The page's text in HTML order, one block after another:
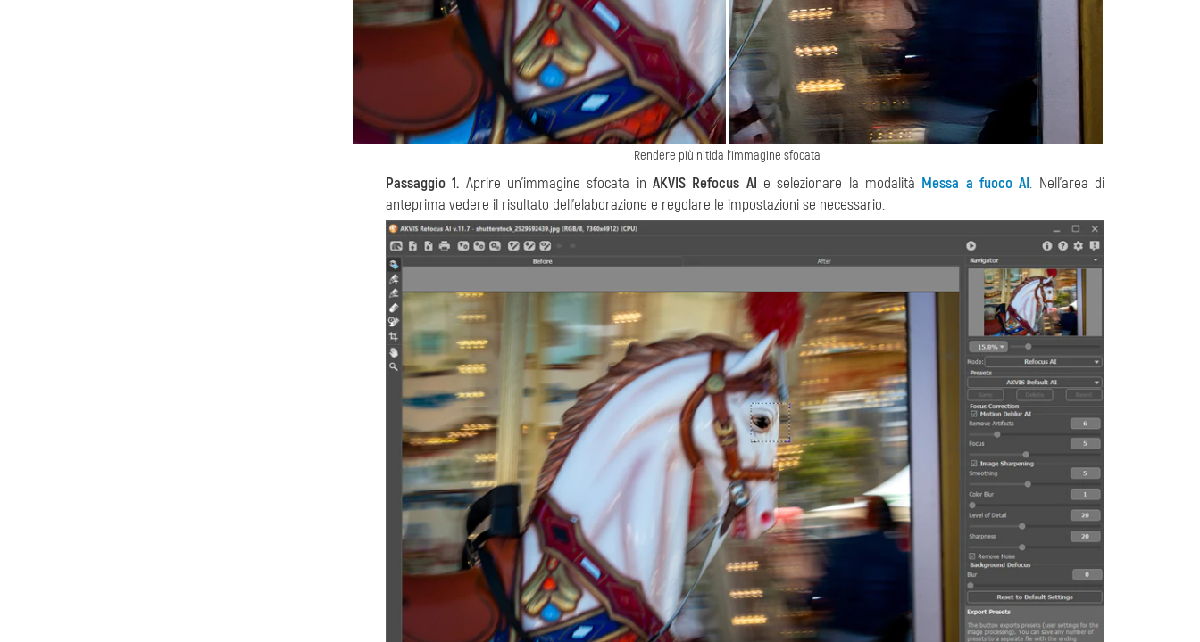
Rendere più nitida l'immagine sfocata
Passaggio 1. Aprire un'immagine sfocata inAKVIS Refocus AI e selezionare la modalità Messa a fuoco AI. Nell'area di
anteprima vedere il risultato dell'elaborazione e regolare le impostazioni se necessario.